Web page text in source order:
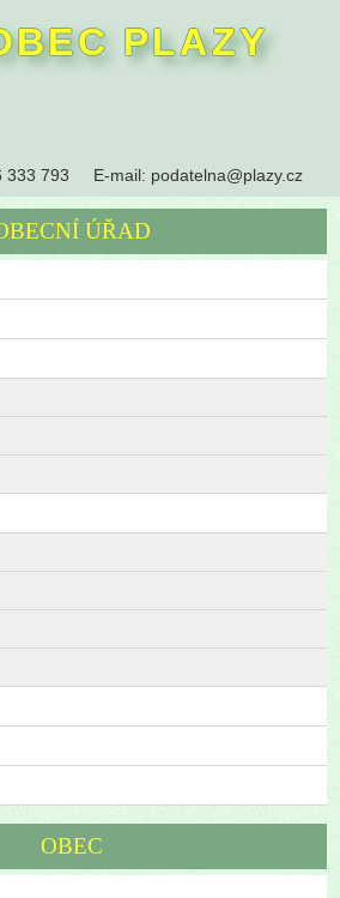
PLAZY
333 793 E-mail: podatelna@plazy.cz
ÚŘAD
OBEC